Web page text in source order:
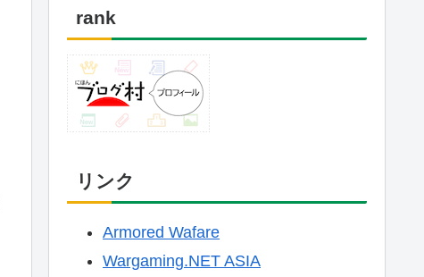
rank
リンク
Armored Wafare
Wargaming.NET ASIA